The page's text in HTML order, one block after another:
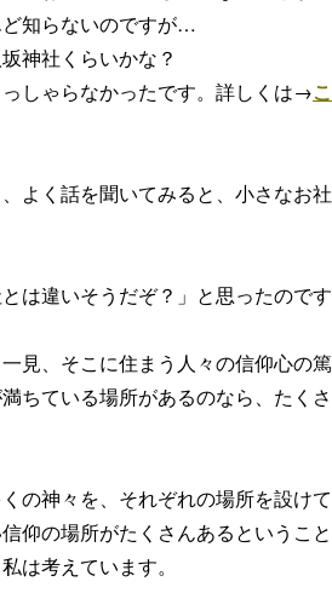
知らないのですが…
神社くらいかな？
っしゃらなかったです。詳しくは→
よく話を聞いてみると、小さなお
は違いそうだぞ？」と思ったのです
見、そこに住まう人々の信仰心の
ちている場所があるのなら、たく
の神々を、それぞれの場所を設け
仰の場所がたくさんあるというこ
は考えています。